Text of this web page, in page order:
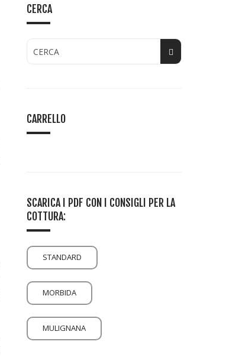
CERCA
CARRELLO
SCARICA I PDF CON I CONSIGLI PER LA
COTTURA:
STANDARD
MORBIDA
MULIGNANA